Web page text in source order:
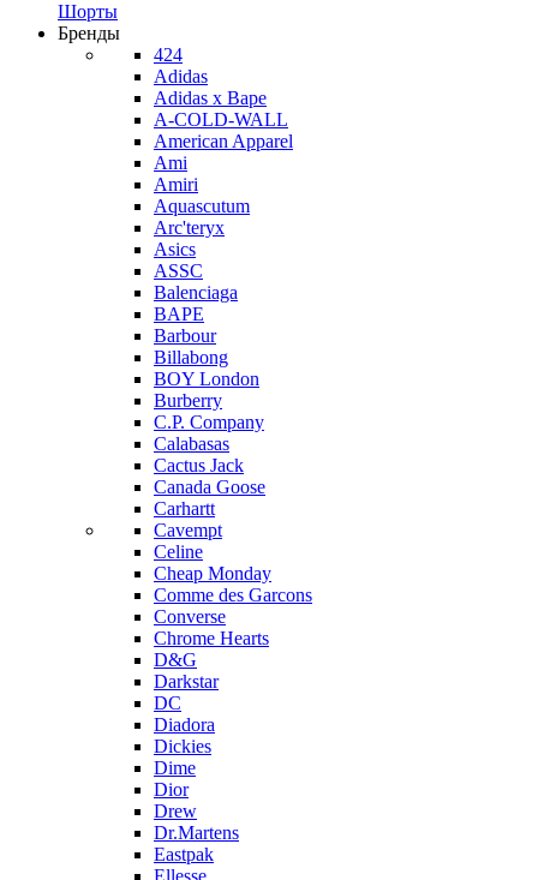
Шорты
Бренды
424
Adidas
Adidas x Bape
A-COLD-WALL
American Apparel
Ami
Amiri
Aquascutum
Arc'teryx
Asics
ASSC
Balenciaga
BAPE
Barbour
Billabong
BOY London
Burberry
C.P. Company
Calabasas
Cactus Jack
Canada Goose
Carhartt
Cavempt
Celine
Cheap Monday
Comme des Garcons
Converse
Chrome Hearts
D&G
Darkstar
DC
Diadora
Dickies
Dime
Dior
Drew
Dr.Martens
Eastpak
Ellesse